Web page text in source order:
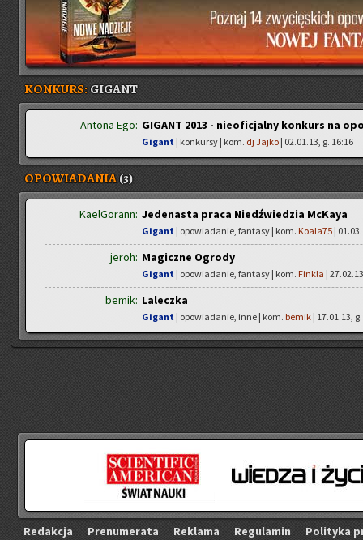
KONKURS:GIGANT
Antona Ego: GIGANT 2013 - nieoficjalny konkurs na
Gigant | konkursy | kom. dj Jajko | 02.01.13, g. 16:16
OPOWIADANIA(3)
KaelGorann: Jedenasta praca Niedźwiedzia McKaya
Gigant | opowiadanie, fantasy | kom. Koala75 |
jeroh: Magiczne Ogrody
Gigant | opowiadanie, fantasy | kom. Finkla |
bemik: Laleczka
Gigant | opowiadanie, inne | kom. bemik | 17.01.13,
Re­dak­cja Pre­nu­me­ra­ta Re­kla­ma Re­gu­la­min Po­li­ty­ka